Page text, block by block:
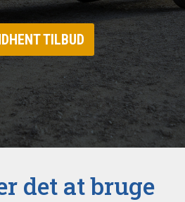
TILBUD
det at bruge